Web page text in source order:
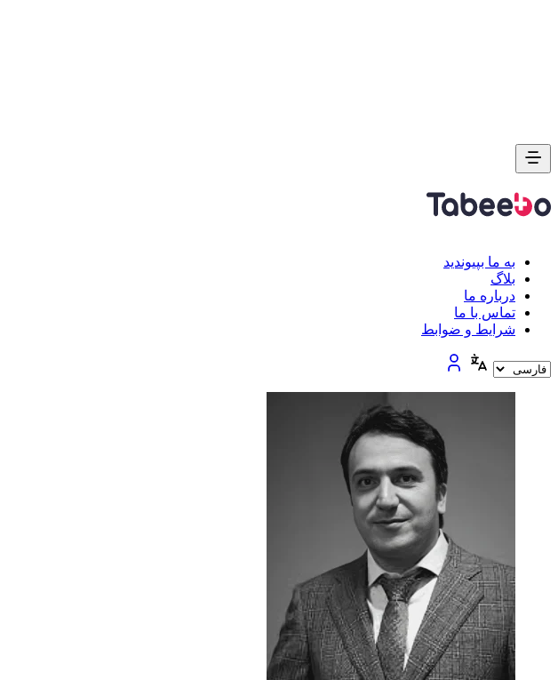
به ما بپیوندید
بلاگ
درباره ما
تماس با ما
شرایط و ضوابط